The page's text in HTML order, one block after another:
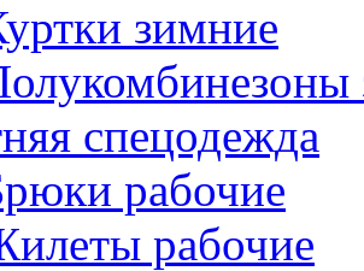
зимние
спецодежда
рабочие
рабочие